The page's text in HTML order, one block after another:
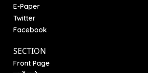
E-Paper
Twitter
Facebook
SECTION
Front Page